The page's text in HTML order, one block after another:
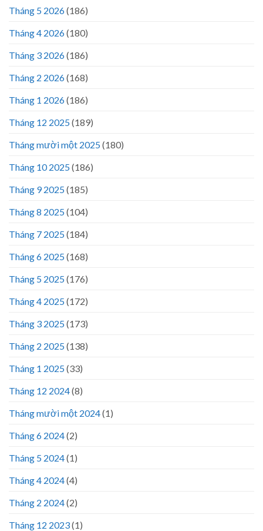
Tháng 5 2026(186)
Tháng 4 2026(180)
Tháng 3 2026(186)
Tháng 2 2026(168)
Tháng 1 2026(186)
Tháng 12 2025(189)
Tháng mười một 2025(180)
Tháng 10 2025(186)
Tháng 9 2025(185)
Tháng 8 2025(104)
Tháng 7 2025(184)
Tháng 6 2025(168)
Tháng 5 2025(176)
Tháng 4 2025(172)
Tháng 3 2025(173)
Tháng 2 2025(138)
Tháng 1 2025(33)
Tháng 12 2024(8)
Tháng mười một 2024(1)
Tháng 6 2024(2)
Tháng 5 2024(1)
Tháng 4 2024(4)
Tháng 2 2024(2)
Tháng 12 2023(1)